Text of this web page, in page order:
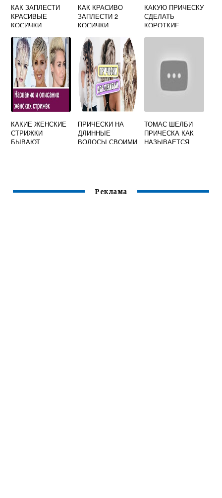
КАК ЗАПЛЕСТИ
КРАСИВЫЕ
КОСИЧКИ
КАК КРАСИВО
ЗАПЛЕСТИ 2
КОСИЧКИ
КАКУЮ ПРИЧЕСКУ
СДЕЛАТЬ
КОРОТКИЕ
КАКИЕ ЖЕНСКИЕ
СТРИЖКИ
БЫВАЮТ
ПРИЧЕСКИ НА
ДЛИННЫЕ
ВОЛОСЫ СВОИМИ
ТОМАС ШЕЛБИ
ПРИЧЕСКА КАК
НАЗЫВАЕТСЯ
Реклама